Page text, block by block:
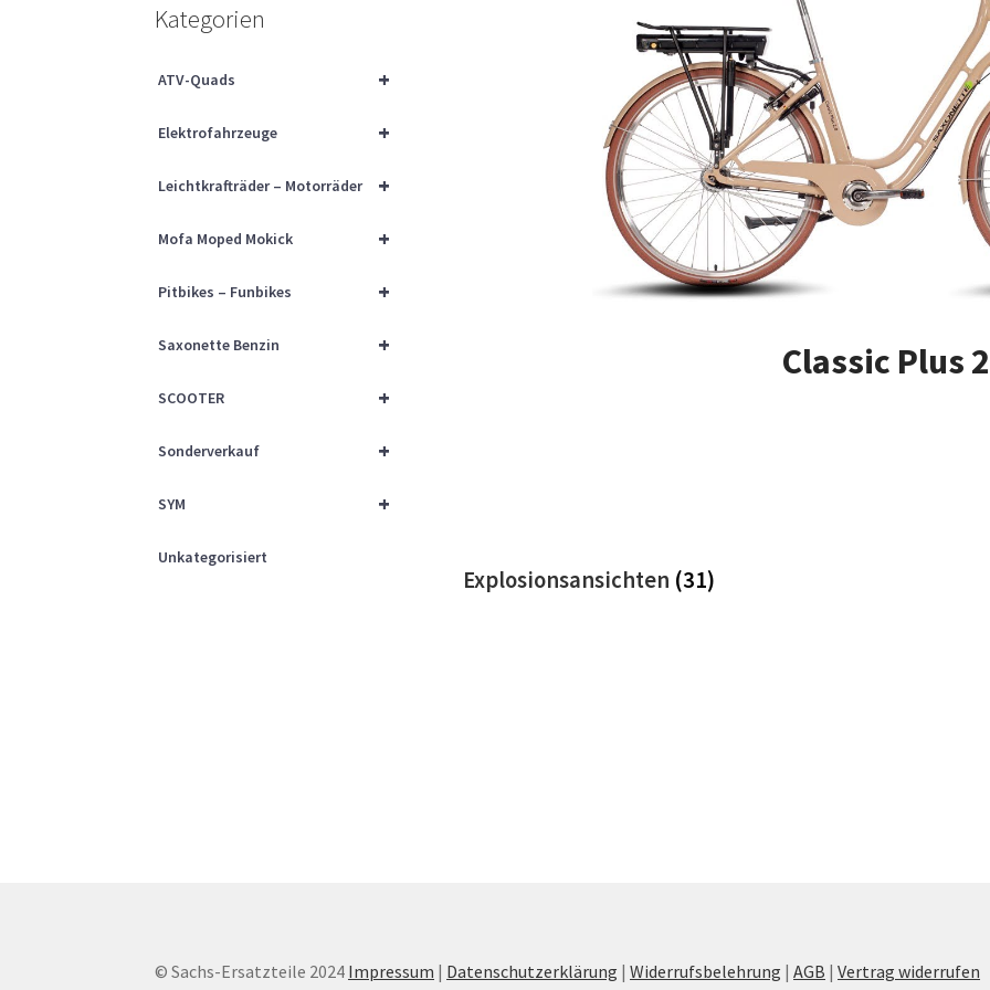
Classic Plus
Explosionsansichten (31)
Kategorien
+
ATV-Quads
+
Elektrofahrzeuge
+
Leichtkrafträder – Motorräder
+
Mofa Moped Mokick
+
Pitbikes – Funbikes
+
Saxonette Benzin
+
SCOOTER
+
Sonderverkauf
+
SYM
Unkategorisiert
© Sachs-Ersatzteile 2024 Impressum | Datenschutzerklärung |Widerrufsbelehrung |AGB |Vertrag widerrufen